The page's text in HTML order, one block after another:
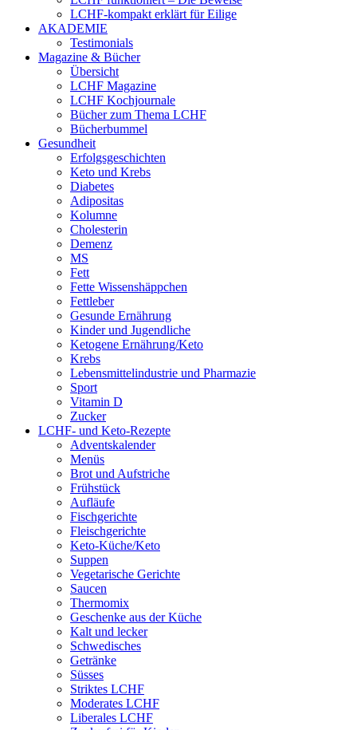
LCHF-kompakt erklärt für Eilige
AKADEMIE
Testimonials
Magazine & Bücher
Übersicht
LCHF Magazine
LCHF Kochjournale
Bücher zum Thema LCHF
Bücherbummel
Gesundheit
Erfolgsgeschichten
Keto und Krebs
Diabetes
Adipositas
Kolumne
Cholesterin
Demenz
MS
Fett
Fette Wissenshäppchen
Fettleber
Gesunde Ernährung
Kinder und Jugendliche
Ketogene Ernährung/Keto
Krebs
Lebensmittelindustrie und Pharmazie
Sport
Vitamin D
Zucker
LCHF- und Keto-Rezepte
Adventskalender
Menüs
Brot und Aufstriche
Frühstück
Aufläufe
Fischgerichte
Fleischgerichte
Keto-Küche/Keto
Suppen
Vegetarische Gerichte
Saucen
Thermomix
Geschenke aus der Küche
Kalt und lecker
Schwedisches
Getränke
Süsses
Striktes LCHF
Moderates LCHF
Liberales LCHF